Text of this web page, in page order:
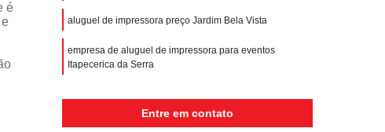
é
aluguel de impressora preço Jardim Bela Vista
empresa de aluguel de impressora para eventos
Itapecerica da Serra
Entre em contato